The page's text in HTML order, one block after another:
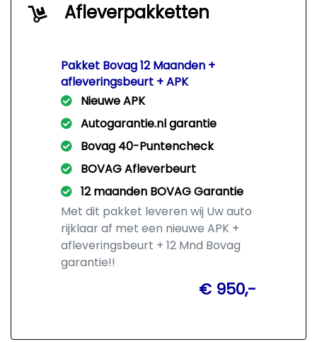
Afleverpakketten
Pakket Bovag 12 Maanden +
afleveringsbeurt + APK
Nieuwe APK
Autogarantie.nl garantie
Bovag 40-Puntencheck
BOVAG Afleverbeurt
12 maanden BOVAG Garantie
Met dit pakket leveren wij Uw auto
rijklaar af met een nieuwe APK +
afleveringsbeurt + 12 Mnd Bovag
garantie!!
€ 950,-